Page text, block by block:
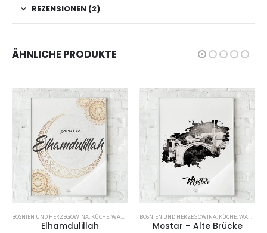
REZENSIONEN (2)
ÄHNLICHE PRODUKTE
,WOHNZIMMER
BOSNIEN UND HERZEGOWINA, KÜCHE,WANDBILDER ,WOHNZIMMER
Elhamdulillah
BOSNIEN UND HERZEGOWINA, KÜCHE,WANDBILDER
Mostar – Alte Brücke